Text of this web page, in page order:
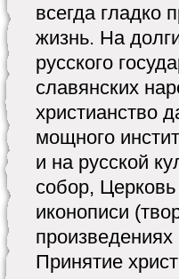
всегда гладко
жизнь. На
русского
славянских
христианство
мощного
и на русской
собор,
иконописи
Принятие